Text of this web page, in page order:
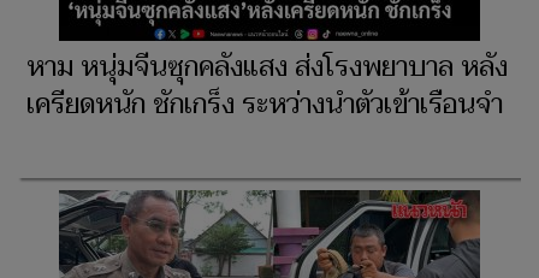
หาม หนุ่มจีนซุกคลังแสง ส่งโรงพยาบาล หลัง
เครียดหนัก ชักเกร็ง ระหว่างนำตัวเข้าเรือนจำ